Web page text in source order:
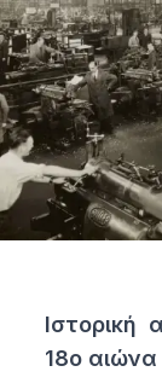
Ιστορική
18ο